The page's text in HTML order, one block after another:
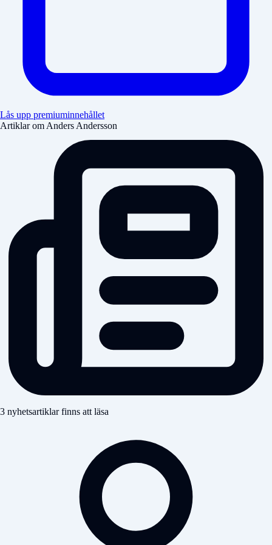
Lås upp premiuminnehållet
Artiklar om Anders Andersson
3 nyhetsartiklar finns att läsa